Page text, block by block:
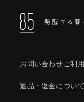
お問い合わせご利
返品・返金について